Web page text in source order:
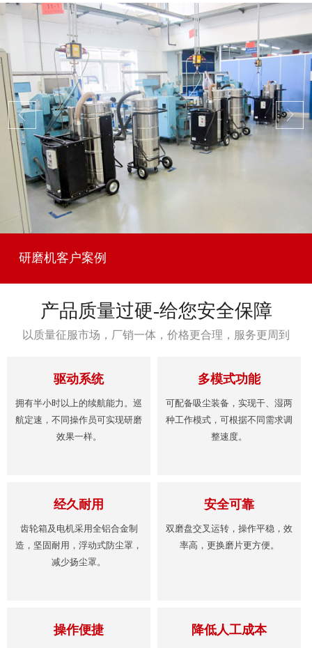
研磨机客户案例
产品质量过硬-给您安全保障
以质量征服市场，厂销一体，价格更合理，服务更周到
驱动系统
拥有半小时以上的续航能力。巡
航定速，不同操作员可实现研磨
效果一样。
多模式功能
可配备吸尘装备，实现干、湿两
种工作模式，可根据不同需求调
整速度。
经久耐用
齿轮箱及电机采用全铝合金制
造，坚固耐用，浮动式防尘罩，
减少扬尘罩。
安全可靠
双磨盘交叉运转，操作平稳，效
率高，更换磨片更方便。
操作便捷 降低人工成本